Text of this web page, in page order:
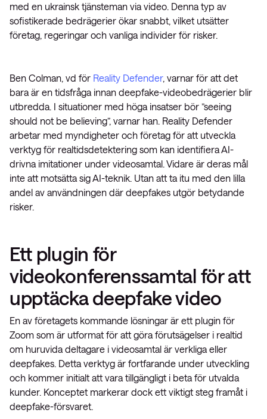
med en ukrainsk tjänsteman via video. Denna typ av
sofistikerade bedrägerier ökar snabbt, vilket utsätter
företag, regeringar och vanliga individer för risker.
Ben Colman, vd för Reality Defender, varnar för att det
bara är en tidsfråga innan deepfake-videobedrägerier blir
utbredda. I situationer med höga insatser bör ”seeing
should not be believing”, varnar han. Reality Defender
arbetar med myndigheter och företag för att utveckla
verktyg för realtidsdetektering som kan identifiera AI-
drivna imitationer under videosamtal. Vidare är deras mål
inte att motsätta sig AI-teknik. Utan att ta itu med den lilla
andel av användningen där deepfakes utgör betydande
risker.
Ett plugin för
videokonferenssamtal för att
upptäcka deepfake video
En av företagets kommande lösningar är ett plugin för
Zoom som är utformat för att göra förutsägelser i realtid
om huruvida deltagare i videosamtal är verkliga eller
deepfakes. Detta verktyg är fortfarande under utveckling
och kommer initialt att vara tillgängligt i beta för utvalda
kunder. Konceptet markerar dock ett viktigt steg framåt i
deepfake-försvaret.